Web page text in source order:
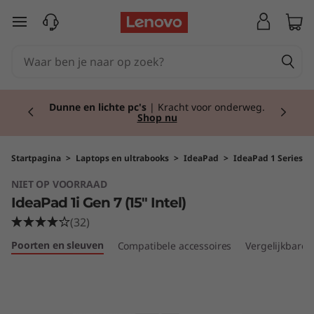
a
d
1
Ga naar de hoofdinhoud
Dunne en lichte pc's | Kracht voor onderweg.
Shop nu
Startpagina > Laptops en ultrabooks > IdeaPad > IdeaPad 1 Series
NIET OP VOORRAAD
IdeaPad 1i Gen 7 (15" Intel)
(32)
Poorten en sleuven Compatibele accessoires Vergelijkbare